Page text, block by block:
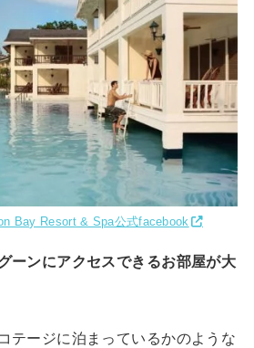
Bay Resort & Spa公式facebook
ーンにアクセスできるお部屋が大
テージに泊まっているかのような